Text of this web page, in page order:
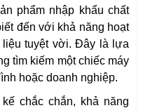
phẩm nhập khẩu chất
đến với khả năng hoạt
liệu tuyệt vời. Đây là lựa
tìm kiếm một chiếc máy
hoặc doanh nghiệp.
chắc chắn, khả năng